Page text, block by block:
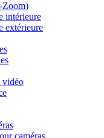
Zoom)
intérieure
extérieure
vidéo